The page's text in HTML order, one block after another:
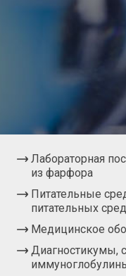
Лабораторная
из фарфора
Питательные
питательных сред
Медицинское
Диагностикумы,